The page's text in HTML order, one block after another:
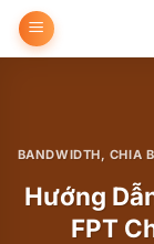
qua
BANDWIDTH, CHIA
Hướng
FPT